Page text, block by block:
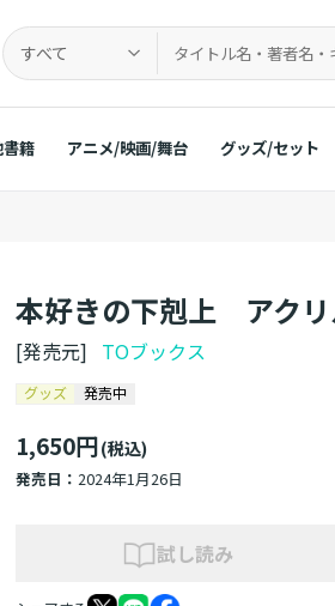
すべて
籍 アニメ/映画/舞台 グッズ/セット
本好きの下剋上 アクリ
[発売元] TOブックス
グッズ 発売中
1,650円(税込)
発売日：2024年1月26日
試し読み